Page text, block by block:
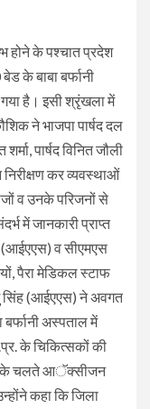
होने के पश्चात प्रदेश
के बाबा बर्फानी
है। इसी श्रृंखला में
ने भाजपा पार्षद दल
पार्षद विनित जौली
कर व्यवस्थाओं
व उनके परिजनों से
में जानकारी प्राप्त
(आईएएस) व सीएमएस
पैरा मेडिकल स्टाफ
सिंह (आईएएस) ने अवगत
अस्पताल में
के चिकित्सकों की
के चलते आॅक्सीजन
कहा कि जिला